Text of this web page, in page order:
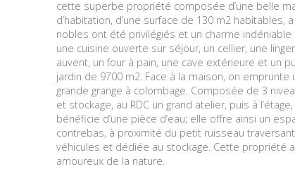
cette superbe propriété composée d’une belle
d’habitation, d’une surface de 130 m2
nobles ont été privilégiés et un charme
une cuisine ouverte sur séjour, un cellier, une
auvent, un four à pain, une cave extérieure et un
jardin de 9700 m2. Face à la maison, on
grande grange à colombage. Composée de 3
et stockage, au RDC un grand atelier, puis à
bénéficie d’une pièce d’eau; elle offre ainsi un
contrebas, à proximité du petit ruisseau
véhicules et dédiée au stockage. Cette propriété
amoureux de la nature.